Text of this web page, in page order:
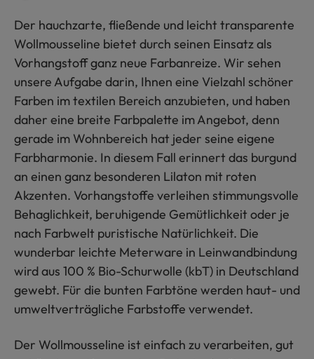
Der hauchzarte, fließende und leicht transparente
Wollmousseline bietet durch seinen Einsatz als
Vorhangstoff ganz neue Farbanreize. Wir sehen
unsere Aufgabe darin, Ihnen eine Vielzahl schöner
Farben im textilen Bereich anzubieten, und haben
daher eine breite Farbpalette im Angebot, denn
gerade im Wohnbereich hat jeder seine eigene
Farbharmonie. In diesem Fall erinnert das burgund
an einen ganz besonderen Lilaton mit roten
Akzenten. Vorhangstoffe verleihen stimmungsvolle
Behaglichkeit, beruhigende Gemütlichkeit oder je
nach Farbwelt puristische Natürlichkeit. Die
wunderbar leichte Meterware in Leinwandbindung
wird aus 100 % Bio-Schurwolle (kbT) in Deutschland
gewebt. Für die bunten Farbtöne werden haut- und
umweltverträgliche Farbstoffe verwendet.
Der Wollmousseline ist einfach zu verarbeiten, gut